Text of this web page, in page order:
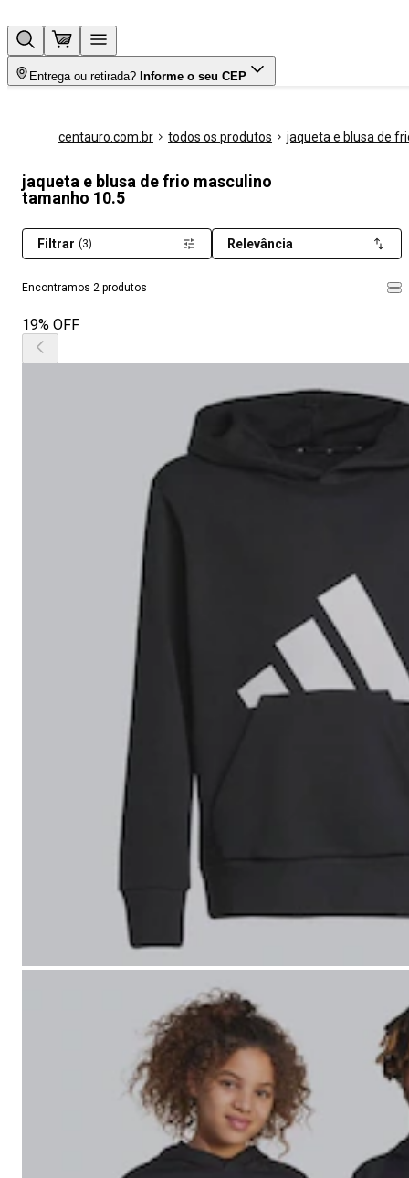
Entrega ou retirada? Informe o seu CEP
centauro.com.br todos os produtos jaqueta e blusa de
jaqueta e blusa de frio masculino
tamanho 10.5
Encontramos 2 produtos
Filtrar (3) Relevância
19% OFF